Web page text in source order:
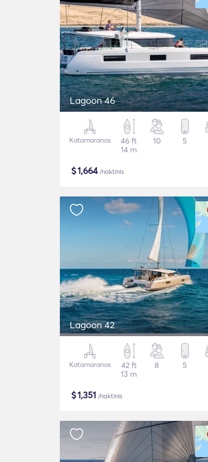
Lagoon 46
Katamaranas
46 ft
14 m
10 5
$1,664/naktinis
Lagoon 42
Katamaranas
42 ft
13 m
8 5
$1,351 /naktinis